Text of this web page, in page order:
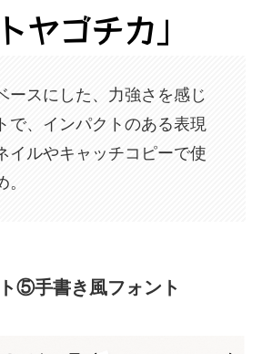
ースにした、力強さを感じ
で、インパクトのある表現
イルやキャッチコピーで使
⑤手書き風フォント